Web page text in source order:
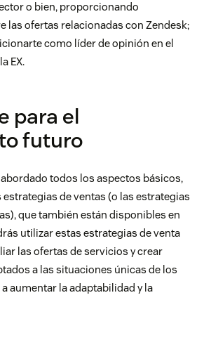
o bien, proporcionando
las ofertas relacionadas con Zendesk;
como líder de opinión en el
EX.
para el
futuro
todos los aspectos básicos,
de ventas (o las estrategias
que también están disponibles en
utilizar estas estrategias de venta
las ofertas de servicios y crear
a las situaciones únicas de los
aumentar la adaptabilidad y la